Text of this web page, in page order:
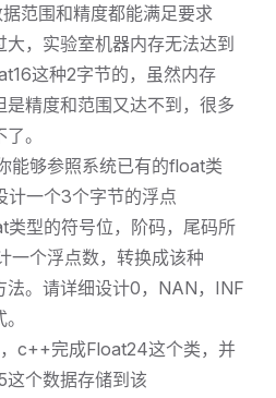
范围和精度都能满足要求
大，实验室机器内存无法达到
这种2字节的，虽然内存
精度和范围又达不到，很多
。
能够参照系统已有的float类
计一个3个字节的浮点
型的符号位，阶码，尾码所
一个浮点数，转换成该种
法。请详细设计0，NAN，INF
c++完成Float24这个类，并
这个数据存储到该